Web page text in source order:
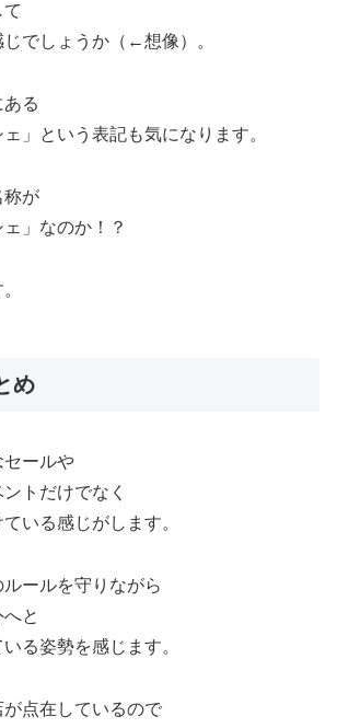
でしょうか（←想像）。
る
ェ」という表記も気になります。
称が
ェ」なのか！？
め
セールや
トだけでなく
いる感じがします。
ールを守りながら
と
る姿勢を感じます。
点在しているので